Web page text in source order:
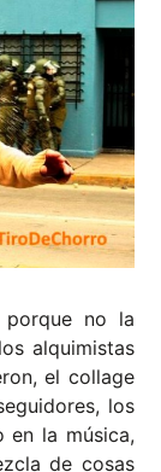
no la
alquimistas
el collage
los
en la música,
de cosas